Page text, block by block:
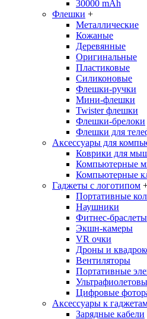
30000 mAh
Флешки +
Металлические
Кожаные
Деревянные
Оригинальные
Пластиковые
Силиконовые
Флешки-ручки
Мини-флешки
Twister флешки
Флешки-брелоки
Флешки для
Аксессуары для
Коврики для
Компьютерные
Компьютерные
Гаджеты с логотипом
Портативные
Наушники
Фитнес-браслеты
Экшн-камеры
VR очки
Дроны и
Вентиляторы
Портативные
Цифровые
Аксессуары к
Зарядные кабели